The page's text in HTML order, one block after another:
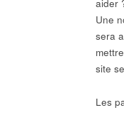
aider
Une
sera
site
Les